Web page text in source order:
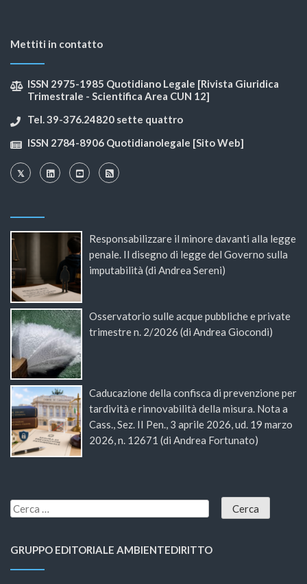
Mettiti in contatto
ISSN 2975-1985 Quotidiano Legale [Rivista Giuridica
Trimestrale - Scientifica Area CUN 12]
Tel. 39-376.24820 sette quattro
ISSN 2784-8906 Quotidianolegale [Sito Web]
Responsabilizzare il minore davanti alla legge
penale. Il disegno di legge del Governo sulla
imputabilità (di Andrea Sereni)
Osservatorio sulle acque pubbliche e private
trimestre n. 2/2026 (di Andrea Giocondi)
Caducazione della confisca di prevenzione per
tardività e rinnovabilità della misura. Nota a
Cass., Sez. II Pen., 3 aprile 2026, ud. 19 marzo
2026, n. 12671 (di Andrea Fortunato)
GRUPPO EDITORIALE AMBIENTEDIRITTO